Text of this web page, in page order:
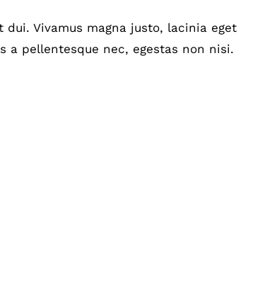
Vivamus magna justo, lacinia eget
a pellentesque nec, egestas non nisi.